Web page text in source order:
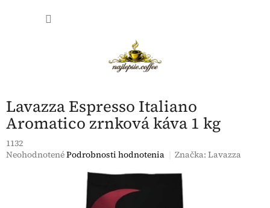
Lavazza Espresso Italiano
Aromatico zrnková káva 1 kg
1132
Priemerné
NeohodnotenéPodrobnosti hodnotenia Značka:Lavazza